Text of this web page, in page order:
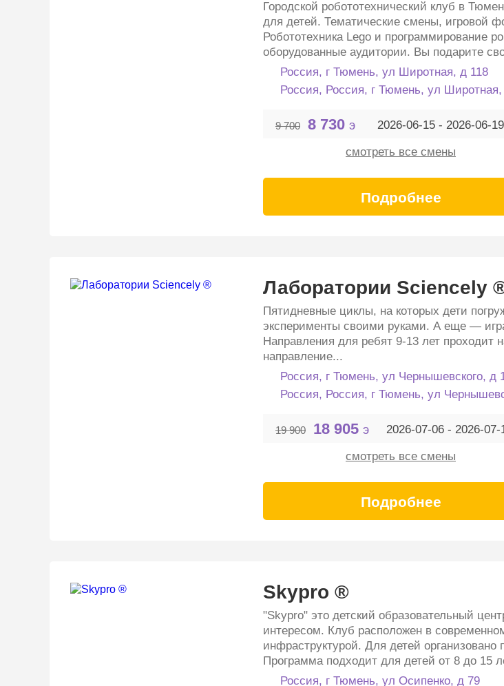
Городской робототехнический клуб в
для детей. Тематические смены, игровой
Робототехника Lego и программирование
оборудованные аудитории. Вы подарите
Россия, г Тюмень, ул Широтная, д 118
Россия, Россия, г Тюмень, ул Широтная,
9 700 8 730 э 2026-06-15 - 2026-06-19
смотреть все смены
Подробнее
Лаборатории Sciencely
Пятидневные циклы, на которых дети
эксперименты своими руками. А еще —
Направления для ребят 9-13 лет проходит
направление...
Россия, г Тюмень, ул Чернышевского, д
Россия, Россия, г Тюмень, ул
19 900 18 905 э 2026-07-06 - 2026-07-
смотреть все смены
Подробнее
Skypro ®
"Skypro" это детский образовательный
интересом. Клуб расположен в
инфраструктурой. Для детей
Программа подходит для детей от 8 до 15
Россия, г Тюмень, ул Осипенко, д 79